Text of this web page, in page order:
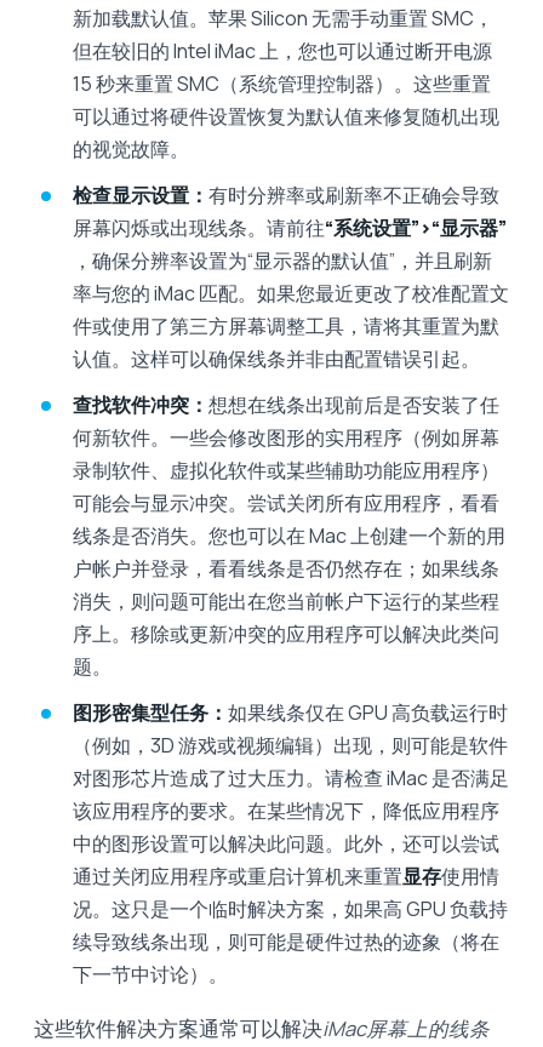
新加载默认值。苹果 Silicon 无需手动重置 SMC，
但在较旧的 Intel iMac 上，您也可以通过断开电源
15 秒来重置 SMC（系统管理控制器）。这些重置
可以通过将硬件设置恢复为默认值来修复随机出现
的视觉故障。
检查显示设置： 有时分辨率或刷新率不正确会导致
屏幕闪烁或出现线条。请前往“系统设置”>“显示器”
，确保分辨率设置为“显示器的默认值”，并且刷新
率与您的 iMac 匹配。如果您最近更改了校准配置文
件或使用了第三方屏幕调整工具，请将其重置为默
认值。这样可以确保线条并非由配置错误引起。
查找软件冲突： 想想在线条出现前后是否安装了任
何新软件。一些会修改图形的实用程序（例如屏幕
录制软件、虚拟化软件或某些辅助功能应用程序）
可能会与显示冲突。尝试关闭所有应用程序，看看
线条是否消失。您也可以在 Mac 上创建一个新的用
户帐户并登录，看看线条是否仍然存在；如果线条
消失，则问题可能出在您当前帐户下运行的某些程
序上。移除或更新冲突的应用程序可以解决此类问
题。
图形密集型任务： 如果线条仅在 GPU 高负载运行时
（例如，3D 游戏或视频编辑）出现，则可能是软件
对图形芯片造成了过大压力。请检查 iMac 是否满足
该应用程序的要求。在某些情况下，降低应用程序
中的图形设置可以解决此问题。此外，还可以尝试
通过关闭应用程序或重启计算机来重置显存使用情
况。这只是一个临时解决方案，如果高 GPU 负载持
续导致线条出现，则可能是硬件过热的迹象（将在
下一节中讨论）。
这些软件解决方案通常可以解决iMac屏幕上的线条